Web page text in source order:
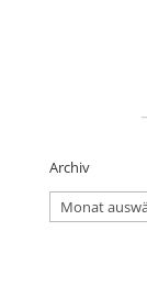
Archiv
Archiv